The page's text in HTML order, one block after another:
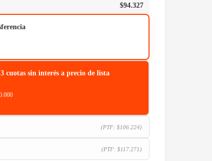
$94.327
cuotas sin interés a precio de lista
(PTF: $106.224)
(PTF: $117.271 )